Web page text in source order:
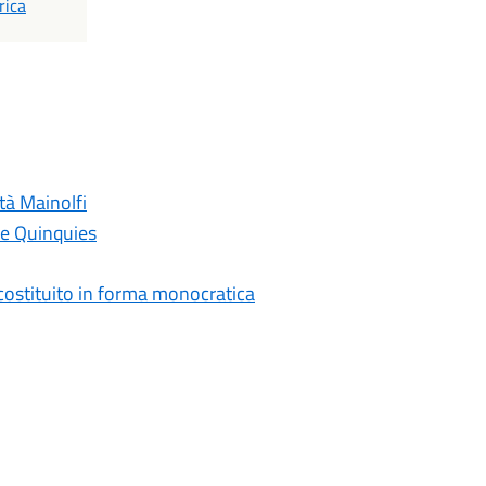
Mainolfi
Quinquies
in forma monocratica